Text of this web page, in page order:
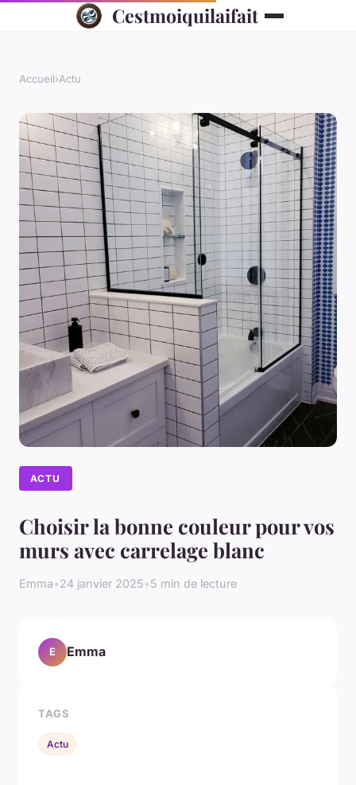
Cestmoiquilaifait
Accueil›Actu
ACTU
Choisir la bonne couleur pour vos
murs avec carrelage blanc
Emma•24 janvier 2025•5 min de lecture
E Emma
TAGS
Actu